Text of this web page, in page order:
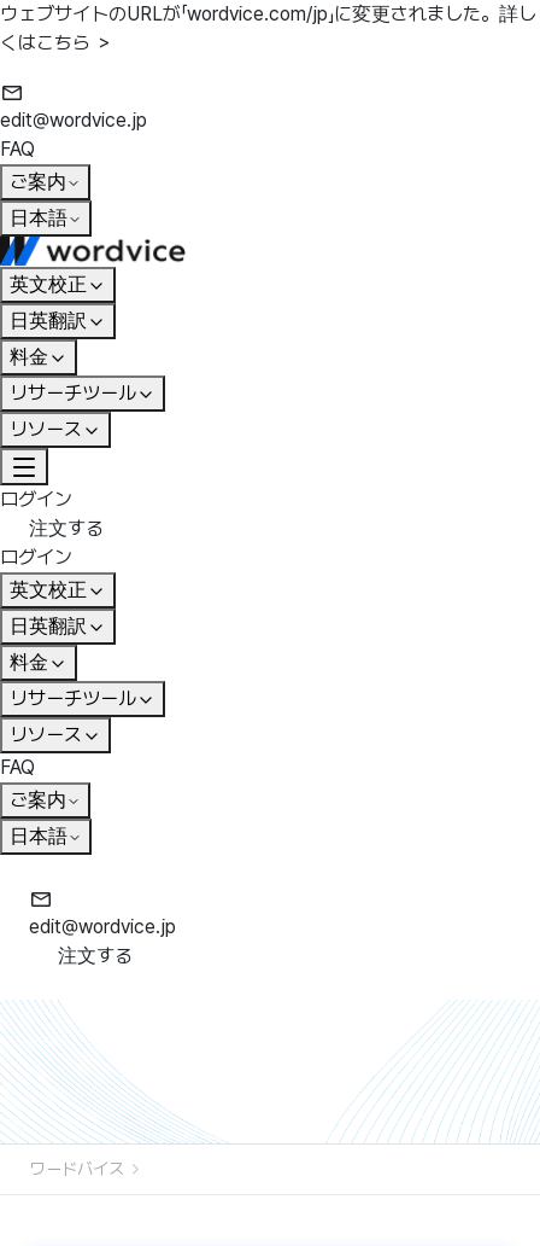
ウェブサイトのURLが「wordvice.com/jp」に変更されました。 詳し
くはこちら ＞
edit@wordvice.jp
FAQ
ご案内
日本語
英文校正
日英翻訳
料金
リサーチツール
リソース
ログイン
注文する
ログイン
英文校正
日英翻訳
料金
リサーチツール
リソース
FAQ
ご案内
日本語
edit@wordvice.jp
注文する
ワードバイス